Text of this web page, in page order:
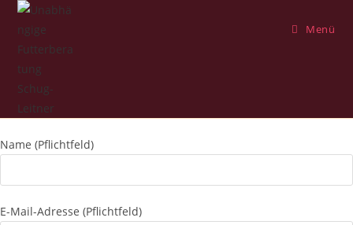
Zum
Inhalt
springen
Menü
Name (Pflichtfeld)
E-Mail-Adresse (Pflichtfeld)